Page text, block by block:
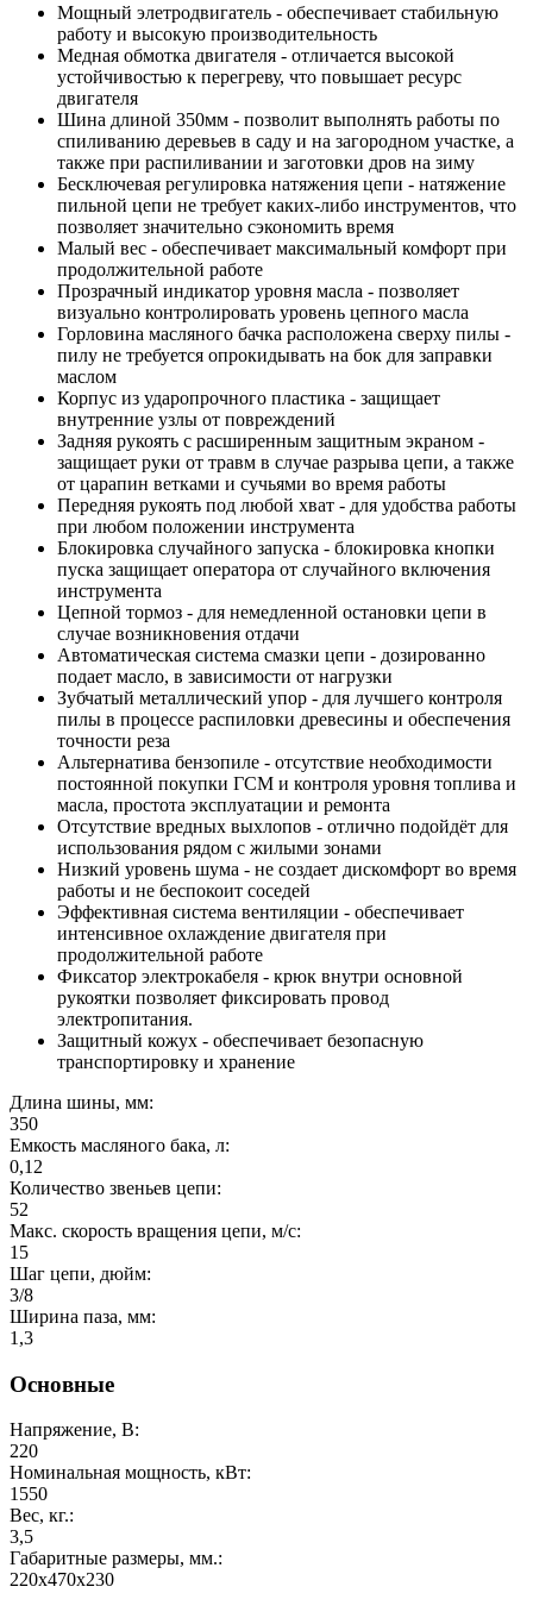
Мощный элетродвигатель - обеспечивает стабильную
работу и высокую производительность
Медная обмотка двигателя - отличается высокой
устойчивостью к перегреву, что повышает ресурс
двигателя
Шина длиной 350мм - позволит выполнять работы по
спиливанию деревьев в саду и на загородном участке, а
также при распиливании и заготовки дров на зиму
Бесключевая регулировка натяжения цепи - натяжение
пильной цепи не требует каких-либо инструментов, что
позволяет значительно сэкономить время
Малый вес - обеспечивает максимальный комфорт при
продолжительной работе
Прозрачный индикатор уровня масла - позволяет
визуально контролировать уровень цепного масла
Горловина масляного бачка расположена сверху пилы -
пилу не требуется опрокидывать на бок для заправки
маслом
Корпус из ударопрочного пластика - защищает
внутренние узлы от повреждений
Задняя рукоять с расширенным защитным экраном -
защищает руки от травм в случае разрыва цепи, а также
от царапин ветками и сучьями во время работы
Передняя рукоять под любой хват - для удобства работы
при любом положении инструмента
Блокировка случайного запуска - блокировка кнопки
пуска защищает оператора от случайного включения
инструмента
Цепной тормоз - для немедленной остановки цепи в
случае возникновения отдачи
Автоматическая система смазки цепи - дозированно
подает масло, в зависимости от нагрузки
Зубчатый металлический упор - для лучшего контроля
пилы в процессе распиловки древесины и обеспечения
точности реза
Альтернатива бензопиле - отсутствие необходимости
постоянной покупки ГСМ и контроля уровня топлива и
масла, простота эксплуатации и ремонта
Отсутствие вредных выхлопов - отлично подойдёт для
использования рядом с жилыми зонами
Низкий уровень шума - не создает дискомфорт во время
работы и не беспокоит соседей
Эффективная система вентиляции - обеспечивает
интенсивное охлаждение двигателя при
продолжительной работе
Фиксатор электрокабеля - крюк внутри основной
рукоятки позволяет фиксировать провод
электропитания.
Защитный кожух - обеспечивает безопасную
транспортировку и хранение
Длина шины, мм:
350
Емкость масляного бака, л:
0,12
Количество звеньев цепи:
52
Макс. скорость вращения цепи, м/с:
15
Шаг цепи, дюйм:
3/8
Ширина паза, мм:
1,3
Основные
Напряжение, В:
220
Номинальная мощность, кВт:
1550
Вес, кг.:
3,5
Габаритные размеры, мм.:
220х470х230